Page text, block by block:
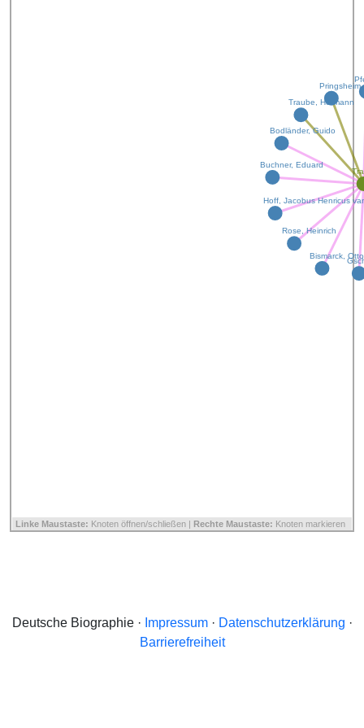
Traube, Hermann
Rose, Heinrich
Bodländer, Guido
Bismarck,
Buchner, Eduard
Hoff, Jacobus Henricus
Linke Maustaste: Knoten öffnen/schließen | Rechte Maustaste: Knoten markieren
Deutsche Biographie · Impressum· Datenschutzerklärung ·
Barrierefreiheit